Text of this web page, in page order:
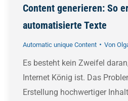
Content generieren: So
automatisierte Texte
Automatic unique Content Von
Es besteht kein Zweifel
Internet König ist. Das
Erstellung hochwertiger